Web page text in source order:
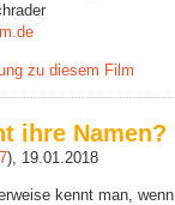
zu diesem Film
ihre Namen?
), 19.01.2018
kennt man,